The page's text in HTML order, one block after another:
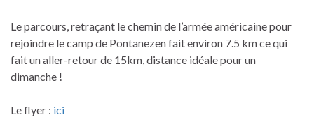
Le parcours, retraçant le chemin de l’armée américaine pour
rejoindre le camp de Pontanezen fait environ 7.5 km ce qui
fait un aller-retour de 15km, distance idéale pour un
dimanche !
Le flyer : ici